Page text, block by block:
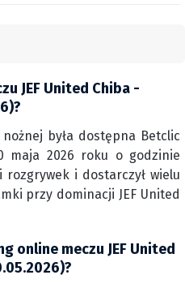
JEF United Chiba -
była dostępna Betclic
maja 2026 roku o godzinie
rozgrywek i dostarczył wielu
przy dominacji JEF United
online meczu JEF United